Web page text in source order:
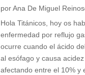
porAna De Miguel
Hola Titánicos, hoy os
enfermedad por reflujo
ocurre cuando el ácido
al esófago y causa acidez
afectando entre el 10% y